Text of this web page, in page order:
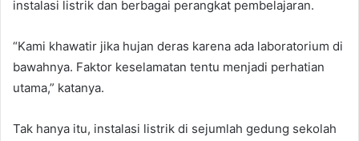
instalasi listrik dan berbagai perangkat pembelajaran.
“Kami khawatir jika hujan deras karena ada laboratorium di
bawahnya. Faktor keselamatan tentu menjadi perhatian
utama,” katanya.
Tak hanya itu, instalasi listrik di sejumlah gedung sekolah